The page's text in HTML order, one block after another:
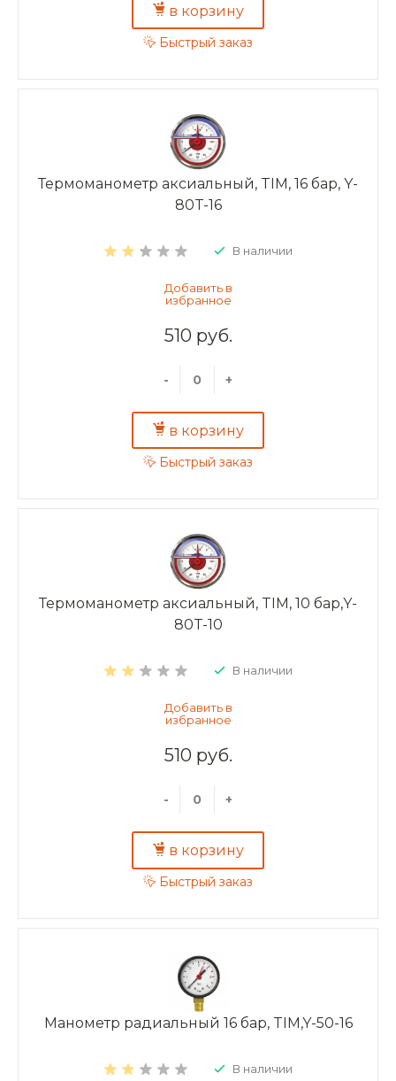
в корзину
Быстрый заказ
Термоманометр аксиальный, TIM, 16 бар, Y-
80T-16
В наличии
510 руб.
- +
в корзину
Быстрый заказ
Термоманометр аксиальный, TIM, 10 бар,Y-
80T-10
В наличии
510 руб.
- +
в корзину
Быстрый заказ
Манометр радиальный 16 бар, TIM,Y-50-16
В наличии